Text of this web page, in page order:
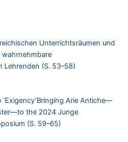
Unterrichtsräumen und
wahrnehmbare
(S. 53–58)
‘Exigency’Bringing Arie Antiche—
the 2024 Junge
(S. 59–65)